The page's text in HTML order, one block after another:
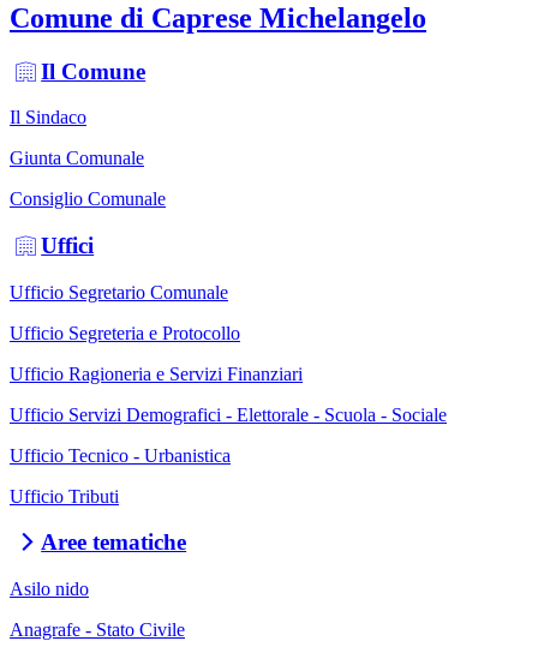
Comune di Caprese Michelangelo
Il Comune
Il Sindaco
Giunta Comunale
Consiglio Comunale
Uffici
Ufficio Segretario Comunale
Ufficio Segreteria e Protocollo
Ufficio Ragioneria e Servizi Finanziari
Ufficio Servizi Demografici - Elettorale - Scuola - Sociale
Ufficio Tecnico - Urbanistica
Ufficio Tributi
Aree tematiche
Asilo nido
Anagrafe - Stato Civile